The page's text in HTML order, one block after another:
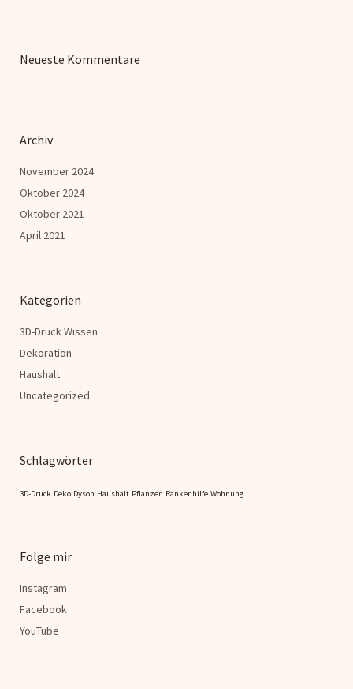
Neueste Kommentare
Archiv
November 2024
Oktober 2024
Oktober 2021
April 2021
Kategorien
3D-Druck Wissen
Dekoration
Haushalt
Uncategorized
Schlagwörter
3D-Druck Deko Dyson Haushalt Pflanzen Rankenhilfe Wohnung
Folge mir
Instagram
Facebook
YouTube